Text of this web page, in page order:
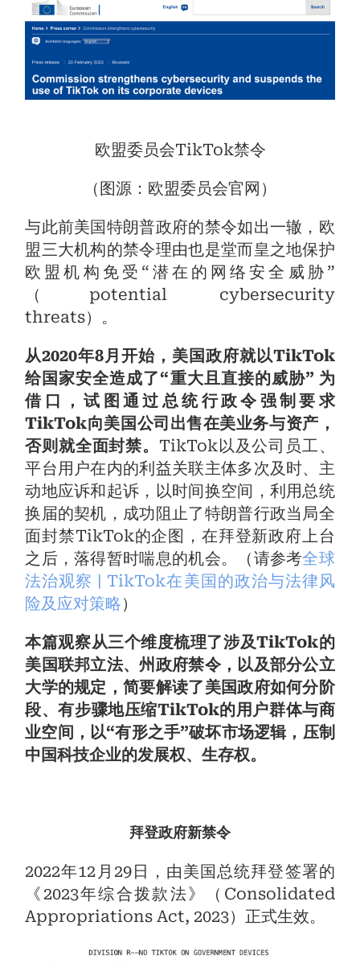
欧盟委员会TikTok禁令
（图源：欧盟委员会官网）
与此前美国特朗普政府的禁令如出一辙，欧
盟三大机构的禁令理由也是堂而皇之地保护
欧盟机构免受“潜在的网络安全威胁”
（potential cybersecurity
threats）。
从2020年8月开始，美国政府就以TikTok
给国家安全造成了“重大且直接的威胁” 为
借口，试图通过总统行政令强制要求
TikTok向美国公司出售在美业务与资产，
否则就全面封禁。 TikTok以及公司员工、
平台用户在内的利益关联主体多次及时、主
动地应诉和起诉，以时间换空间，利用总统
换届的契机，成功阻止了特朗普行政当局全
面封禁TikTok的企图，在拜登新政府上台
之后，落得暂时喘息的机会。（请参考全球
法治观察 | TikTok在美国的政治与法律风
险及应对策略）
本篇观察从三个维度梳理了涉及TikTok的
美国联邦立法、州政府禁令，以及部分公立
大学的规定，简要解读了美国政府如何分阶
段、有步骤地压缩TikTok的用户群体与商
业空间，以“有形之手”破坏市场逻辑，压制
中国科技企业的发展权、生存权。
拜登政府新禁令
2022年12月29日，由美国总统拜登签署的
《2023年综合拨款法》（Consolidated
Appropriations Act, 2023）正式生效。